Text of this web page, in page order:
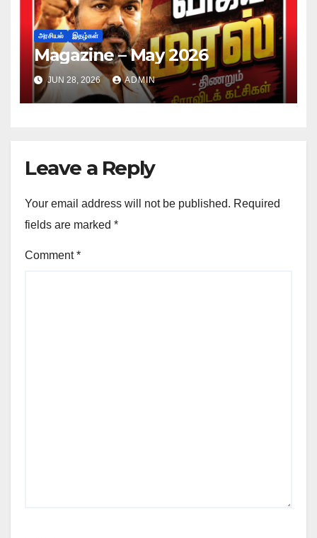
அரசியல் இதழ்கள்
Magazine – May 2026
JUN 28, 2026 ADMIN
Leave a Reply
Your email address will not be published. Required
fields are marked *
Comment*